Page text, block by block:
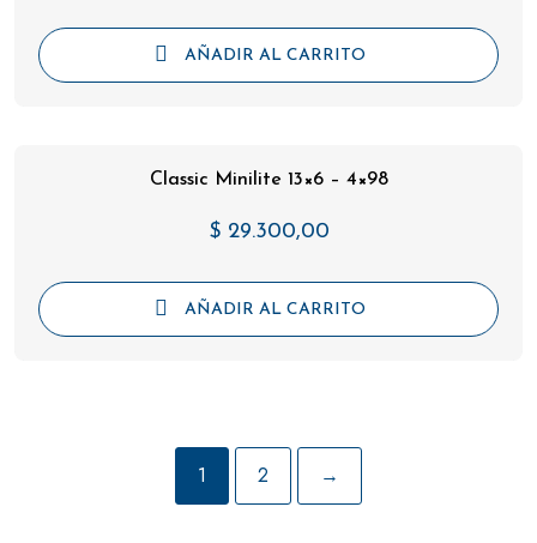
AÑADIR AL CARRITO
Classic Minilite 13×6 – 4×98
$29.300,00
AÑADIR AL CARRITO
1 2 →